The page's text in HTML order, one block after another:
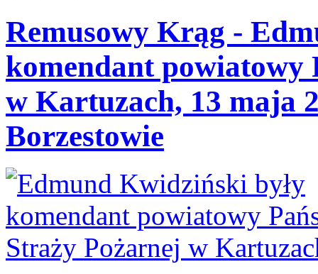
Remusowy Krąg -
komendant powiatowy
w Kartuzach, 13 maja
Borzestowie